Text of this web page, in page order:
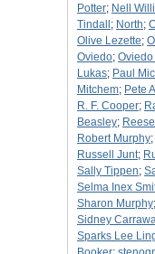
Potter; Nell
Tindall ; North;
Olive Lezette;
Oviedo; Oviedo
Lukas; Paul
Mitchem; Pete
R. F. Cooper;
Beasley;
Robert Murphy;
Russell Junt;
Sally Tippen;
Selma Inex
Sharon Murphy;
Sidney
Sparks Lee